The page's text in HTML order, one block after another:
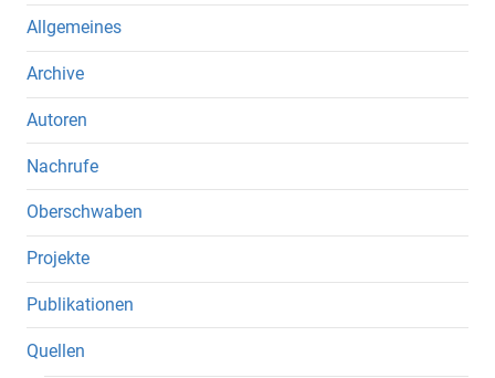
Allgemeines
Archive
Autoren
Nachrufe
Oberschwaben
Projekte
Publikationen
Quellen